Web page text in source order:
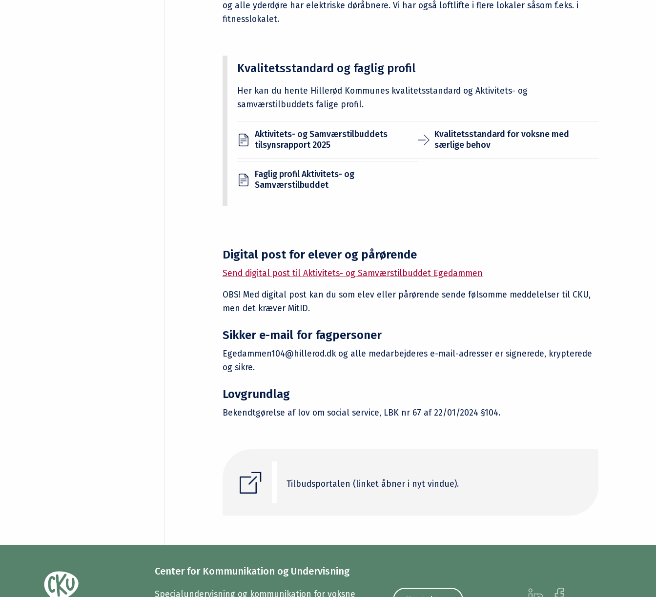
og alle yderdøre har elektriske døråbnere. Vi har også loftlifte i flere lokaler såsom f.eks. i
fitnesslokalet.
Kvalitetsstandard og faglig profil
Her kan du hente Hillerød Kommunes kvalitetsstandard og Aktivitets- og
samværstilbuddets falige profil.
Aktivitets- og Samværstilbuddets
tilsynsrapport 2025
Kvalitetsstandard for voksne med
særlige behov
Faglig profil Aktivitets- og
Samværstilbuddet
Digital post for elever og pårørende
Send digital post til Aktivitets- og Samværstilbuddet Egedammen
OBS! Med digital post kan du som elev eller pårørende sende følsomme meddelelser til CKU,
men det kræver MitID.
Sikker e-mail for fagpersoner
Egedammen104@hillerod.dk og alle medarbejderes e-mail-adresser er signerede, krypterede
og sikre.
Lovgrundlag
Bekendtgørelse af lov om social service, LBK nr 67 af 22/01/2024 §104.
Tilbudsportalen (linket åbner i nyt vindue).
Center for Kommunikation og Undervisning
Specialundervisning og kommunikation for voksne